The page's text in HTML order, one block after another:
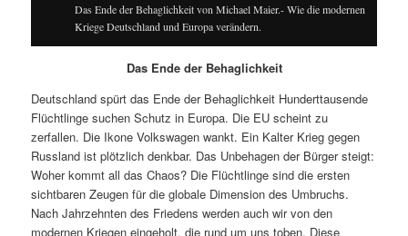
Das Ende der Behaglichkeit von Michael Maier.- Wie die modernen
Kriege Deutschland und Europa verändern.
Das Ende der Behaglichkeit
Deutschland spürt das Ende der Behaglichkeit Hunderttausende
Flüchtlinge suchen Schutz in Europa. Die EU scheint zu
zerfallen. Die Ikone Volkswagen wankt. Ein Kalter Krieg gegen
Russland ist plötzlich denkbar. Das Unbehagen der Bürger steigt:
Woher kommt all das Chaos? Die Flüchtlinge sind die ersten
sichtbaren Zeugen für die globale Dimension des Umbruchs.
Nach Jahrzehnten des Friedens werden auch wir von den
modernen Kriegen eingeholt, die rund um uns toben. Diese